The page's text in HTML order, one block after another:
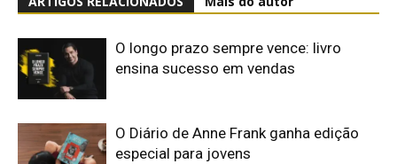
O longo prazo sempre vence: livro
ensina sucesso em vendas
O Diário de Anne Frank ganha edição
especial para jovens